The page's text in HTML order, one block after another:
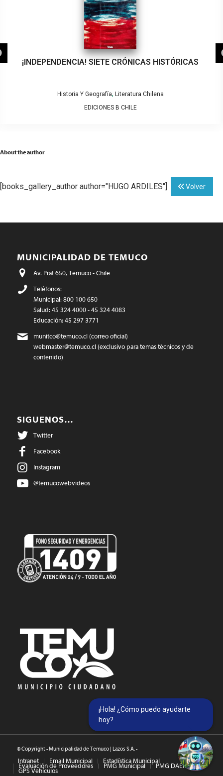
¡INDEPENDENCIA! SIETE CRÓNICAS HISTÓRICAS
Historia Y Geografía, Literatura Chilena
EDICIONES B CHILE
About the author
[books_gallery_author author="HUGO ARDILES"] Volver
MUNICIPALIDAD DE TEMUCO
Av. Prat 650, Temuco - Chile
Teléfonos:
Municipal: 800 100 650
Salud: 45 324 4000 - 45 324 4083
Educación: 45 297 3771
munitco@temuco.cl(correo oficial)
webmaster@temuco.cl(exclusivo para temas técnicos y de
contenido)
SIGUENOS…
Twitter
Facebook
Instagram
@temucowebvideos
© Copyright - Municipalidad de Temuco | Lazos S.A. -
Intranet Email Municipal Estadística Municipal
Evaluación de Proveedores PMG Municipal PMG DAEM
GPS Vehículos
¡Hola! ¿Cómo puedo ayudarte
hoy?